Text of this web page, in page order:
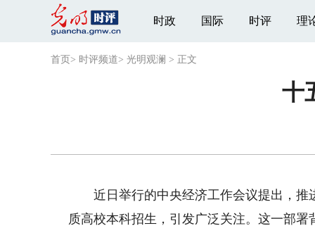
时政 国际 时评 理
首页 > 时评频道> 光明观澜 > 正文
十
近日举行的中央经济工作会议提出，推
质高校本科招生，引发广泛关注。这一部